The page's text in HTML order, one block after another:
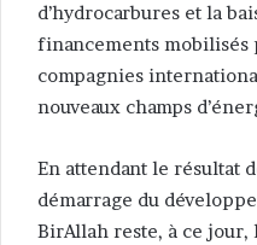
d’hydrocarbures et la
financements mobilisés
compagnies
nouveaux champs
En attendant le résultat
démarrage du
BirAllah reste, à ce